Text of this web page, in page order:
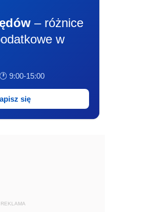
– różnice
w
🕐 9:00-15:00
się
REKLAMA